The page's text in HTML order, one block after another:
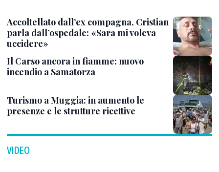
Accoltellato dall’ex compagna, Cristian
parla dall’ospedale: «Sara mi voleva
uccidere»
Il Carso ancora in fiamme: nuovo
incendio a Samatorza
Turismo a Muggia: in aumento le
presenze e le strutture ricettive
VIDEO